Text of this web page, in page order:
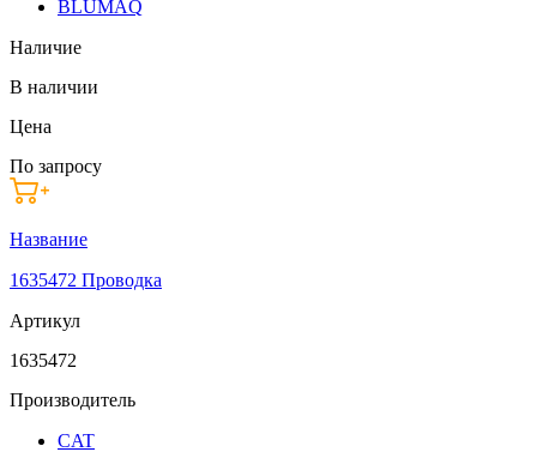
BLUMAQ
Наличие
В наличии
Цена
По запросу
Название
1635472 Проводка
Артикул
1635472
Производитель
CAT